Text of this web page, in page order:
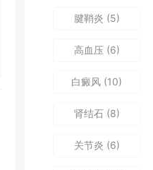
腱鞘炎 (5)
高血压(6)
白癜风 (10)
肾结石(8)
关节炎 (6)